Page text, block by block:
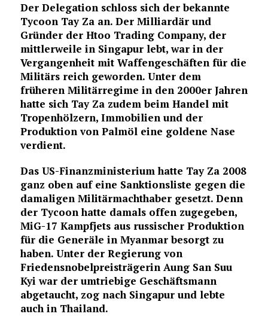
Der Delegation schloss sich der bekannte
Tycoon Tay Za an. Der Milliardär und
Gründer der Htoo Trading Company, der
mittlerweile in Singapur lebt, war in der
Vergangenheit mit Waffengeschäften für die
Militärs reich geworden. Unter dem
früheren Militärregime in den 2000er Jahren
hatte sich Tay Za zudem beim Handel mit
Tropenhölzern, Immobilien und der
Produktion von Palmöl eine goldene Nase
verdient.
Das US-Finanzministerium hatte Tay Za 2008
ganz oben auf eine Sanktionsliste gegen die
damaligen Militärmachthaber gesetzt. Denn
der Tycoon hatte damals offen zugegeben,
MiG-17 Kampfjets aus russischer Produktion
für die Generäle in Myanmar besorgt zu
haben. Unter der Regierung von
Friedensnobelpreisträgerin Aung San Suu
Kyi war der umtriebige Geschäftsmann
abgetaucht, zog nach Singapur und lebte
auch in Thailand.